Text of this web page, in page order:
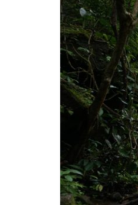
การ
เดิน
ทาง
สถาน
ที่
ท่อง
เที่ยว
ที่
ที่พัก
มากมาย